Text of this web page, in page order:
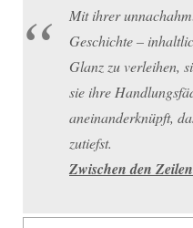
Mit ihrer
Geschichte –
Glanz zu verleihen,
sie ihre
aneinanderknüpft,
zutiefst.
Zwischen den Zeilen